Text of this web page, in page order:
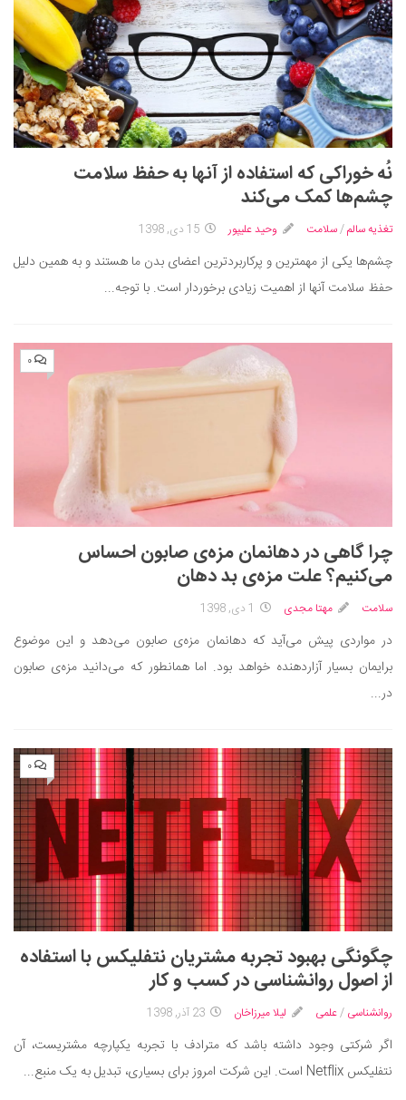
نُه خوراکی که استفاده از آنها به حفظ سلامت
چشم‌ها کمک می‌کند
تغذیه سالم/سلامت وحید علیپور 15 دی, 1398
چشم‌ها یکی از مهمترین و پرکاربردترین اعضای بدن ما هستند و به همین دلیل
حفظ سلامت آنها از اهمیت زیادی برخوردار است. با توجه...
۰
چرا گاهی در دهانمان مزه‌ی صابون احساس
می‌کنیم؟ علت مزه‌ی بد دهان
سلامت مهتا مجدی 1 دی, 1398
در مواردی پیش می‌آید که دهانمان مزه‌ی صابون می‌دهد و این موضوع
برایمان بسیار آزاردهنده خواهد بود. اما همانطور که ‌می‌دانید مزه‌ی صابون
در...
۰
چگونگی بهبود تجربه مشتریان نتفلیکس با استفاده
از اصول روانشناسی در کسب و کار
روانشناسی /علمی لیلا میرزاخان 23 آذر, 1398
اگر شرکتی وجود داشته باشد که مترادف با تجربه یکپارچه مشتریست، آن
نتفلیکس Netflix است. این شرکت امروز برای بسیاری، تبدیل به یک منبع...